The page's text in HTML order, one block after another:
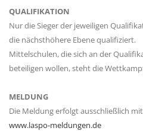
QUALIFIKATION
Nur die Sieger der jeweiligen
die nächsthöhere Ebene qualifiziert.
Mittelschulen, die sich an der
beteiligen wollen, steht die
MELDUNG
Die Meldung erfolgt ausschließlich
www.laspo-meldungen.de